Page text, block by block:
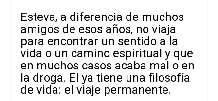
Esteva, a diferencia de muchos
amigos de esos años, no viaja
para encontrar un sentido a la
vida o un camino espiritual y que
en muchos casos acaba mal o en
la droga. El ya tiene una filosofía
de vida: el viaje permanente.